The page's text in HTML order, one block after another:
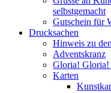
selbstgemacht
Gutschein für
Drucksachen
Hinweis zu
Adventskranz
Gloria! Gloria!
Karten